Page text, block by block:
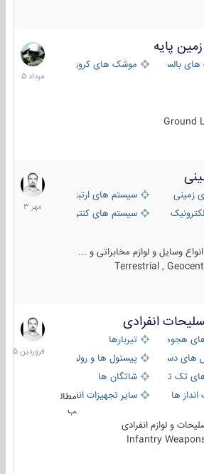
پایه
بالستیک موشک های کروز
2
مرداد
1405
سیستم های ارتباطی و جمع آوری
سیستم های کنترل آتش و تجهیزات
وسایل و لوازم مخابراتی و ...
Terrestrial ,
1
مهر
1403
انفرادی
هجومی
تیربارها
دستی
پیستول ها و رولورها
تک تیر اندازیشاتگان ها
ها
سایر تجهیزات انفرادی
مطال
ب
و لوازم انفرادی
Infantry
17
فروردین
1405